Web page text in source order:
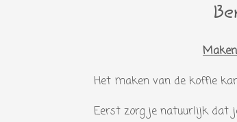
Het maken van de koffie
Eerst zorg je natuurlijk dat